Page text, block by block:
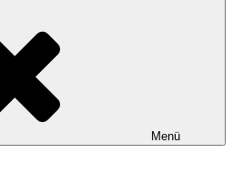
Menü